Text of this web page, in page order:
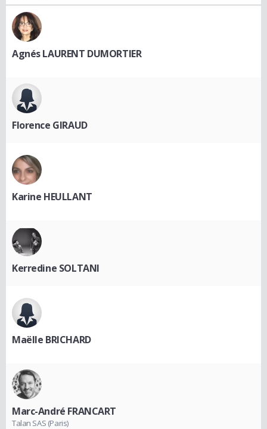
Agnés LAURENT DUMORTIER
Florence GIRAUD
Karine HEULLANT
Kerredine SOLTANI
Maëlle BRICHARD
Marc-André FRANCART
Talan SAS (Paris)